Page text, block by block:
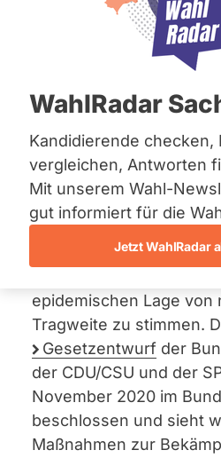
Bremen
Hamburg
Mecklenburg-
Nordrhein-Westfalen
Saarland
Sachsen
Sachsen-Anhalt
Sachsen-Anhalt
Schleswig-Holstein
Thüringen
Archiv
Über uns
WahlRadar
Kandidierende checken,
vergleichen, Antworten
Mit unserem Wahl-
gut informiert für die
Jetzt WahlRadar
der
einer
Lage von
Tragweite
19. November 2020
Der Antragder AfD-
Landesregierung
Bundesrat gegen das
epidemischen Lage von
Tragweite zu stimmen.
Gesetzentwurf der
der CDU/CSU und der
November 2020 im
beschlossen und sieht
Maßnahmen zur